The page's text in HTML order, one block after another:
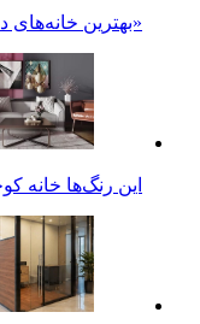
«بهترین خانه‌های
این رنگ‌ها خانه